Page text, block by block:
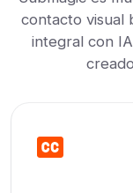
contacto visual
integral con